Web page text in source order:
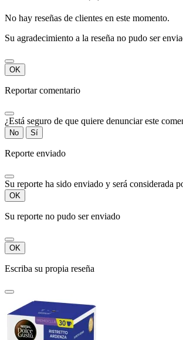
No hay reseñas de clientes en este momento.
Su agradecimiento a la reseña no pudo ser
OK
Reportar comentario
¿Está seguro de que quiere denunciar este
No Sí
Reporte enviado
Su reporte ha sido enviado y será considerada
OK
Su reporte no pudo ser enviado
OK
Escriba su propia reseña